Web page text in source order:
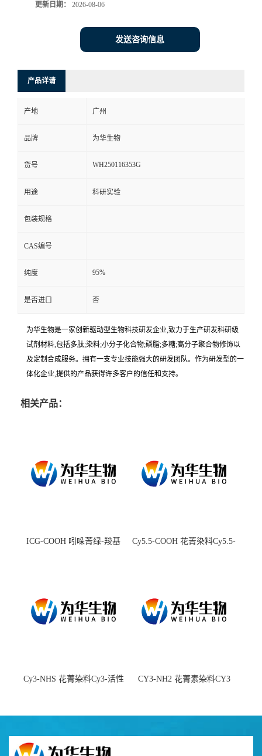
更新日期： 2026-08-06
发送咨询信息
产品详请
产地 广州
品牌 为华生物
货号 WH250116353G
用途 科研实验
包装规格
CAS编号
纯度 95%
是否进口 否
为华生物是一家创新驱动型生物科技研发企业,致力于生产研发科研级
试剂材料,包括多肽;染料;小分子化合物;磷脂;多糖;高分子聚合物修饰以
及定制合成服务。拥有一支专业技能强大的研发团队。作为研发型的一
体化企业,提供的产品获得许多客户的信任和支持。
相关产品：
ICG-COOH 吲哚菁绿-羧基
Cy5.5-COOH 花菁染料Cy5.5-
Cy3-NHS 花菁染料Cy3-活性
CY3-NH2 花菁素染料CY3